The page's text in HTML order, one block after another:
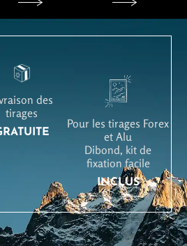
des
tirages
Pour les tirages Forex
et Alu
Dibond, kit de
fixation facile
INCLUS